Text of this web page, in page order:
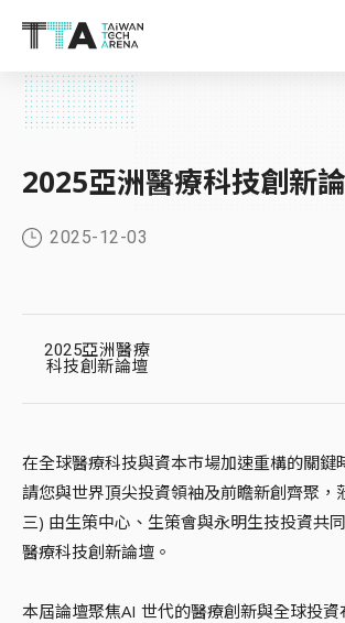
2025亞洲醫療科技創新
2025-12-03
2025亞洲醫療
科技創新論壇
在全球醫療科技與資本市場加速重構的關鍵
請您與世界頂尖投資領袖及前瞻新創齊聚，
三) 由生策中心、生策會與永明生技投資共
醫療科技創新論壇。
本屆論壇聚焦AI 世代的醫療創新與全球投